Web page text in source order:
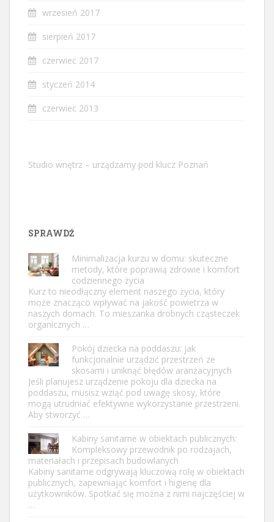
wrzesień 2017
sierpień 2017
czerwiec 2017
styczeń 2014
czerwiec 2013
Studio wnętrz – urządzamy pod klucz Poznań
SPRAWDŹ
Minimalizacja kurzu w domu: skuteczne
metody, które poprawią zdrowie i komfort
codziennego życia
Kurz to nieodłączny element naszego życia, który
może znacząco wpływać na jakość powietrza w
naszych domach. To mieszanka drobnych cząsteczek
organicznych …
Pokój dziecka na poddaszu: jak
funkcjonalnie urządzić przestrzeń ze
skosami i uniknąć błędów aranżacyjnych
Jeśli planujesz urządzenie pokoju dla dziecka na
poddaszu, musisz wziąć pod uwagę skosy, które
mogą utrudniać efektywne wykorzystanie przestrzeni.
Aby stworzyć …
Kabiny sanitarne w obiektach publicznych:
Kompleksowy przewodnik po rodzajach,
materiałach i przepisach budowlanych
Kabiny sanitarne odgrywają kluczową rolę w obiektach
publicznych, zapewniając komfort i higienę dla
użytkowników. Spotkać się można z nimi najczęściej w
…